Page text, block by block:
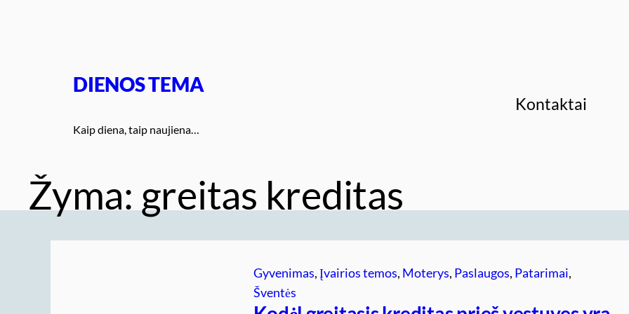
DIENOS TEMA
Kaip diena, taip naujiena…
Kontaktai
Žyma: greitas kreditas
Gyvenimas, Įvairios temos, Moterys, Paslaugos, Patarimai
Šventės